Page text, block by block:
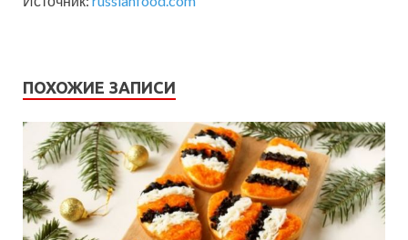
ПОХОЖИЕ ЗАПИСИ